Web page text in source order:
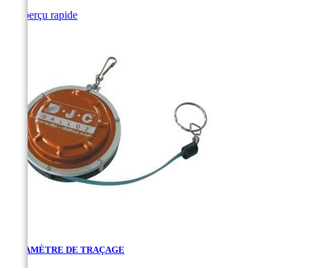
Aperçu rapide
DÉCAMÈTRE DE TRAÇAGE